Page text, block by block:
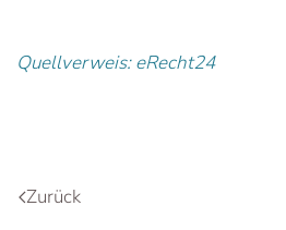
Quellverweis:eRecht24
Zurück